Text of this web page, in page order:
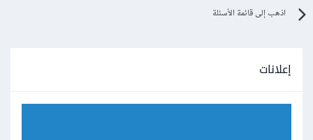
اذهب إلى قائمة الأسئلة
إعلانات